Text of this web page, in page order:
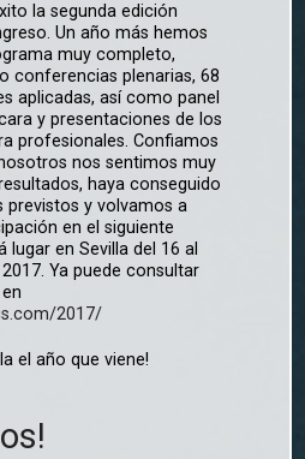
la segunda edición
Un año más hemos
muy completo,
conferencias plenarias, 68
aplicadas, así como panel
y presentaciones de los
profesionales. Confiamos
nos sentimos muy
haya conseguido
previstos y volvamos a
en el siguiente
lugar en Sevilla del 16 al
Ya puede consultar
2017/
el año que viene!